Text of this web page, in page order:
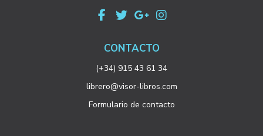
CONTACTO
(+34) 915 43 61 34
librero@visor-libros.com
Formulario de contacto